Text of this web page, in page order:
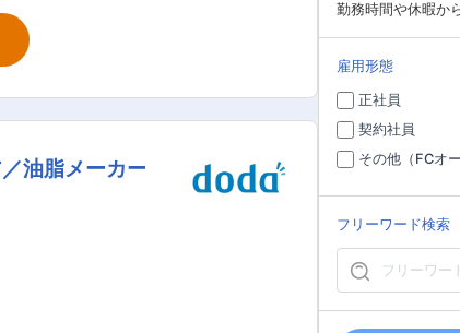
また弊社はリフォームや土地紹
案や解決策を提供し、お客様の理
たちの仕
まに一番いい「住まい方」をア
描く家と暮らしを全社でカタチ
油脂メーカー
勤務時間や休暇か
雇用形態
正社員
契約社員
その他（FCオ
フリーワード検索